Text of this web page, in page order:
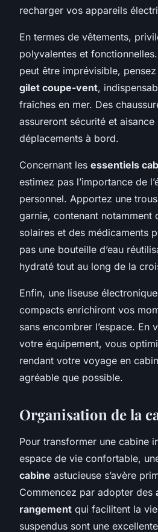
recharger vos appareils
En termes de vêtements,
polyvalentes et
peut être imprévisible,
gilet coupe-vent,
fraîches en mer. Des
assureront sécurité et
déplacements à bord.
Concernant les essentiels
estimez pas l’importance de
personnel. Apportez une
garnie, contenant notamment
solaires et des médicaments
pas une bouteille d’eau
hydraté tout au long de la
Enfin, une liseuse
compacts enrichiront vos
sans encombrer l’espace. En
votre équipement, vous
rendant votre voyage en
agréable que possible.
Organisation de la
Pour transformer une cabine
espace de vie confortable,
cabine astucieuse s’avère
Commencez par adopter des
rangement qui facilitent la
suspendus sont une